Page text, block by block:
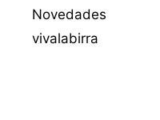
Novedades
vivalabirra